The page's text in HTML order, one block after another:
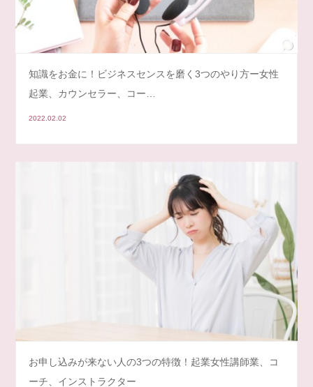
知識をお金に！ビジネスセンスを磨く3つのやり方ー女性
起業、カウンセラー、コー…
2022.02.02
お申し込みが来ない人の3つの特徴！起業女性講師業、コ
ーチ、インストラクター